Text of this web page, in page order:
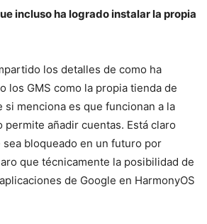
incluso ha logrado instalar la propia
los detalles de como ha
los GMS como la propia tienda de
si menciona es que funcionan a la
añadir cuentas. Está claro
bloqueado en un futuro por
que técnicamente la posibilidad de
de Google en HarmonyOS